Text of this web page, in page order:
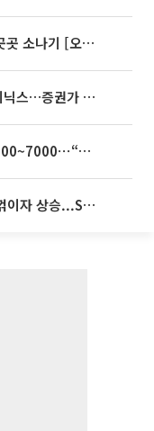
35도 안팎 무더위 이어져…전국 곳곳 소나기 [오늘 날씨]
'불안과 기대 사이' 널뛰는 SK하이닉스…증권가 "HBM4·LTA 기반 펀터멘털 견고"
[주간증시전망] 다음주 코스피 6000~7000⋯“外人 수급은 정책이 변수”
뉴욕증시, 연준 금리인하 기대감 꺾이자 상승...S&P500 사상 최고치 [종합]